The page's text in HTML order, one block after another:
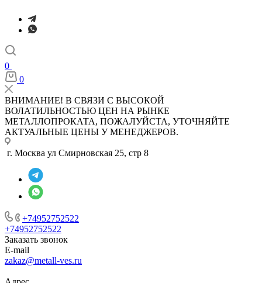
0
0
ВНИМАНИЕ! В СВЯЗИ С ВЫСОКОЙ
ВОЛАТИЛЬНОСТЬЮ ЦЕН НА РЫНКЕ
МЕТАЛЛОПРОКАТА, ПОЖАЛУЙСТА, УТОЧНЯЙТЕ
АКТУАЛЬНЫЕ ЦЕНЫ У МЕНЕДЖЕРОВ.
г. Москва ул Смирновская 25, стр 8
+74952752522
+74952752522
Заказать звонок
E-mail
zakaz@metall-ves.ru